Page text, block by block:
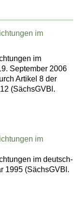
im
im
September 2006
Artikel 8 der
(SächsGVBl.
im
im deutsch-
1995 (SächsGVBl.